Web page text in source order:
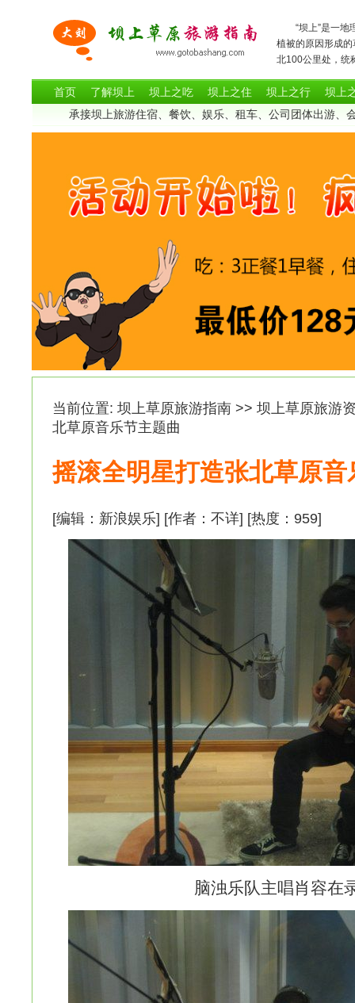
“坝上”是一地
植被的原因形成
北100公里处，
首页 了解坝上 坝上之吃 坝上之住 坝上之行
坝上
承接坝上旅游住宿、餐饮、娱乐、租车、公司团体出游、
当前位置: 坝上草原旅游指南 >> 坝上草原旅游
北草原音乐节主题曲
摇滚全明星打造张北草原音
[编辑：新浪娱乐] [作者：不详] [热度： 959]
脑浊乐队主唱肖容在